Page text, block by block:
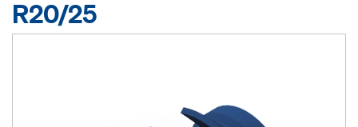
R20/25